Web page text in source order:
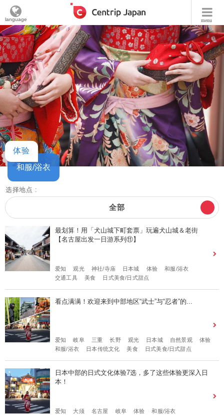
menu
language
体验
和服/浴衣
选择地点 :
全部
最划算！用「犬山城下町套票」玩遍犬山城＆老街
【名古屋出发一日游系列⑪】
爱知 观光 神社/寺庙 日本城 体验
和服/浴衣
交通工具
美食 日式美食/日式甜点
看点满满！欢迎来到中部地区“武士”与“忍者”的...
爱知 岐阜 三重 长野 观光 日本城 自然景观
体验
和服/浴衣
日本传统文化 美食 日式美食/日式甜点
日本中部的日式文化体验7选，多了这些体验更深入日
本！
爱知 大须 名古屋 岐阜 体验
和服/浴衣